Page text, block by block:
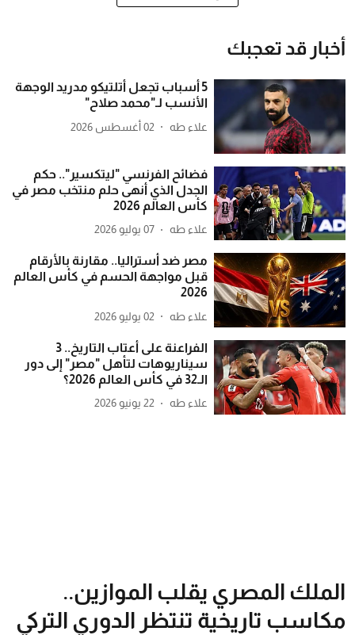
أخبار قد تعجبك
5 أسباب تجعل أتلتيكو مدريد الوجهة
الأنسب لـ"محمد صلاح"
علاء طه 02 أغسطس 2026
فضائح الفرنسي "ليتكسير".. حكم
الجدل الذي أنهى حلم منتخب مصر في
كأس العالم 2026
علاء طه 07 يوليو 2026
مصر ضد أستراليا.. مقارنة بالأرقام
قبل مواجهة الحسم في كأس العالم
2026
علاء طه 02 يوليو 2026
الفراعنة على أعتاب التاريخ.. 3
سيناريوهات لتأهل "مصر" إلى دور
الـ32 في كأس العالم 2026؟
علاء طه 22 يونيو 2026
الملك المصري يقلب الموازين..
مكاسب تاريخية تنتظر الدوري التركي